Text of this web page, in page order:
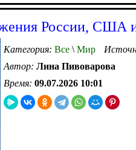
России, США
Категория: Все \ Мир
Автор: Лина Пивоварова
Время: 09.07.2026 10:01